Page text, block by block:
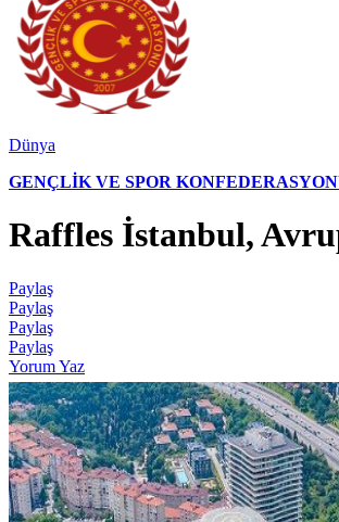
Dünya
GENÇLİK VE SPOR
Raffles İstanbul,
Paylaş
Paylaş
Paylaş
Paylaş
Yorum Yaz